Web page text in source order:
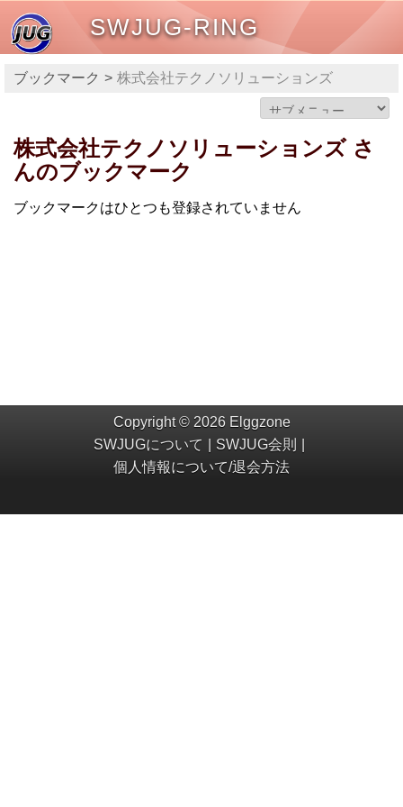
SWJUG-RING
ブックマーク 株式会社テクノソリューションズ
株式会社テクノソリューションズ さ
んのブックマーク
ブックマークはひとつも登録されていません
Copyright © 2026 Elggzone
SWJUGについて
SWJUG会則
個人情報について/退会方法